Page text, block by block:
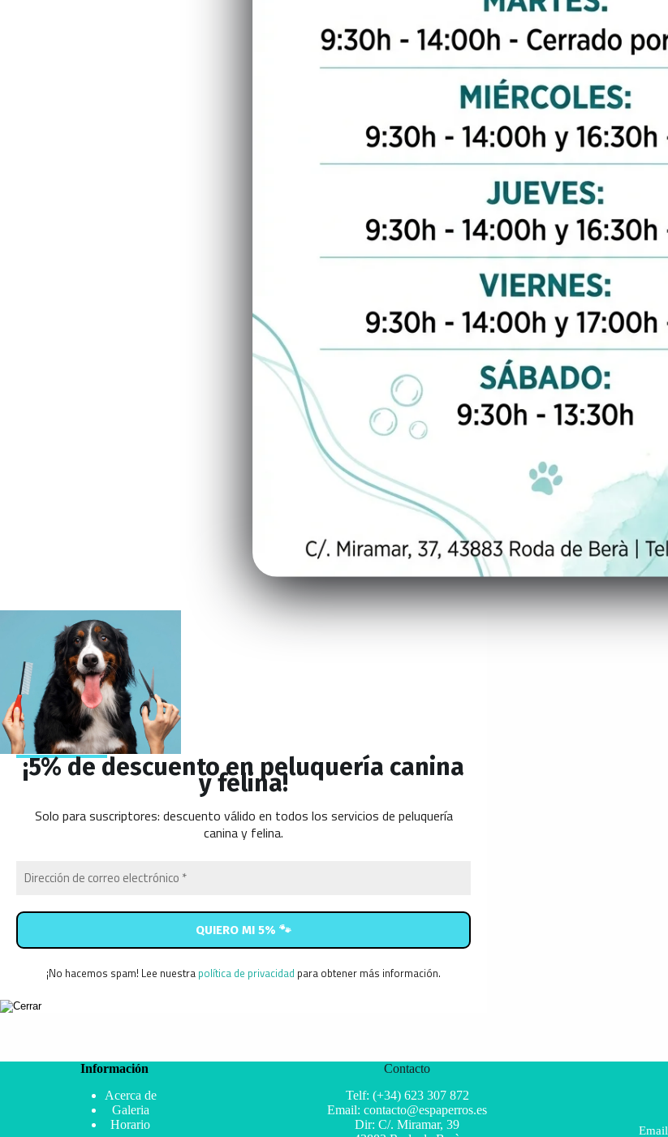
¡5% de descuento en peluquería canina
y felina!
Solo para suscriptores: descuento válido en todos los servicios de peluquería
canina y felina.
¡No hacemos spam! Lee nuestra política de privacidad para obtener más información.
Información
Acerca de
Galeria
Horario
Contacto
Telf: (+34) 623 307 872
Email: contacto@espaperros.es
Dir: C/. Miramar, 39
E
Email